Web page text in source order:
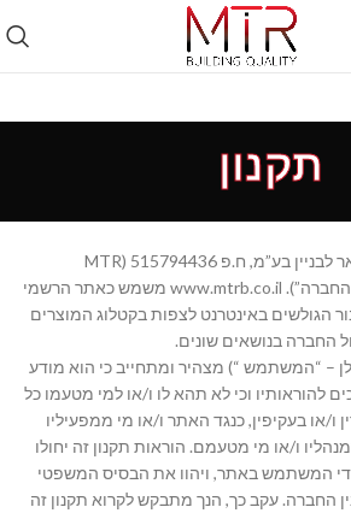
תקנון
תקנון אתר חברת אם טי אר לבניין בע”מ, ח.פ 515794436 (MTR
BUILDING Ltd) (להלן: “החברה”). www.mtrb.co.il משמש כאתר הרשמי
הגולשים באינטרנט לצפות בקטלוג המוצרים
החברה בנושאים שונים.
– “המשתמש “) מצהיר ומתחייב כי הוא מודע
להוראותיו וכי לא תהא לו ו/או למי מטעמו כל
ו/או בעקיפין, כנגד האתר ו/או מי ממפעיליו
ו/או מי מטעמם. הוראות תקנון זה יחולו
המשתמש באתר, ויהוו את הבסיס המשפטי
החברה. עקב כך, הנך מתבקש לקרוא תקנון זה